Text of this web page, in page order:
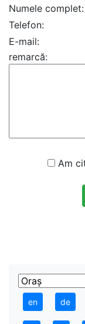
Numele complet:
Telefon:
E-mail:
remarcă:
Am
en de